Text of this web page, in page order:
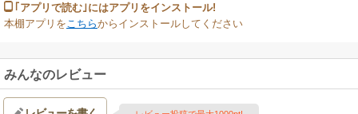
｢アプリで読む｣にはアプリをインストール!
本棚アプリを こちらからインストールしてください
みんなのレビュー